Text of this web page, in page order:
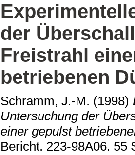
der
Freistrahl
betriebenen
Schramm, J.-M. (1998)
Untersuchung der
einer gepulst
Bericht. 223-98A06. 55